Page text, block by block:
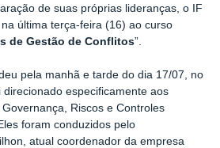
de suas próprias lideranças, o IF
última terça-feira (16) ao curso
de Gestão de Conflitos”.
pela manhã e tarde do dia 17/07, no
direcionado especificamente aos
Riscos e Controles
foram conduzidos pelo
atual coordenador da empresa